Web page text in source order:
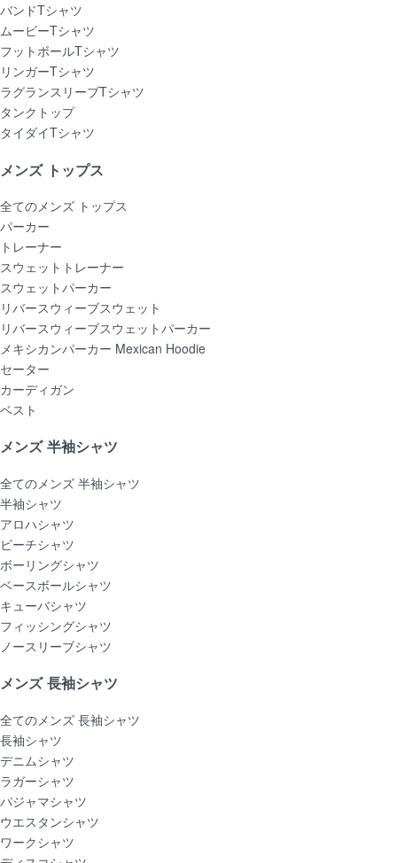
バンドTシャツ
ムービーTシャツ
フットボールTシャツ
リンガーTシャツ
ラグランスリーブTシャツ
タンクトップ
タイダイTシャツ
メンズ トップス
全てのメンズ トップス
パーカー
トレーナー
スウェットトレーナー
スウェットパーカー
リバースウィーブスウェット
リバースウィーブスウェットパーカー
メキシカンパーカー Mexican Hoodie
セーター
カーディガン
ベスト
メンズ 半袖シャツ
全てのメンズ 半袖シャツ
半袖シャツ
アロハシャツ
ビーチシャツ
ボーリングシャツ
ベースボールシャツ
キューバシャツ
フィッシングシャツ
ノースリーブシャツ
メンズ 長袖シャツ
全てのメンズ 長袖シャツ
長袖シャツ
デニムシャツ
ラガーシャツ
パジャマシャツ
ウエスタンシャツ
ワークシャツ